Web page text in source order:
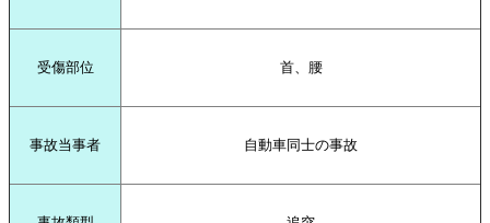
受傷部位 首、腰
事故当事者 自動車同士の事故